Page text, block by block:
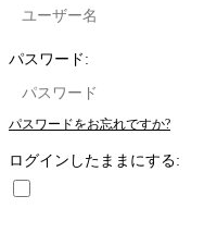
パスワード:
パスワードをお忘れですか?
ログインしたままにする: